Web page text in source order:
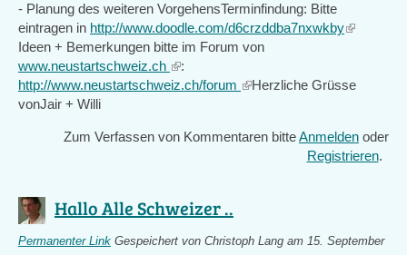
- Planung des weiteren VorgehensTerminfindung: Bitte
eintragen in http://www.doodle.com/d6crzddba7nxwkby(link
Ideen + Bemerkungen bitte im Forum von
www.neustartschweiz.ch (link
is
:
http://www.neustartschweiz.ch/forum (linkHerzliche Grüsse
vonJair + Willi
Zum Verfassen von Kommentaren bitteAnmelden oder
Registrieren.
Hallo Alle Schweizer ..
Permanenter Link Gespeichert von Christoph Lang am 15. September